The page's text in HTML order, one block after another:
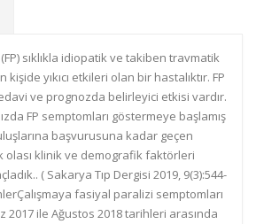
sıklıkla idiopatik ve takiben travmatik
yıkıcı etkileri olan bir hastalıktır. FP
ve prognozda belirleyici etkisi vardır.
FP semptomları göstermeye başlamış
başvurusuna kadar geçen
olası klinik ve demografik faktörleri
( Sakarya Tıp Dergisi 2019, 9(3):544-
fasiyal paralizi semptomları
2017 ile Ağustos 2018 tarihleri arasında